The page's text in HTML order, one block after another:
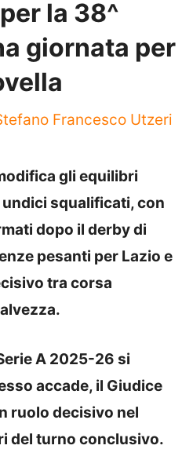
la 38^
giornata per
Francesco Utzeri
gli equilibri
squalificati, con
dopo il derby di
pesanti per Lazio e
tra corsa
A 2025-26 si
accade, il Giudice
ruolo decisivo nel
del turno conclusivo.